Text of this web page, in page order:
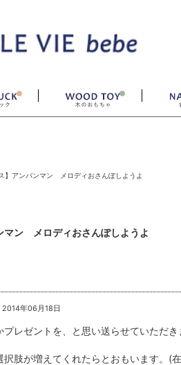
】アンパンマン メロディおさんぽしようよ
マン メロディおさんぽしようよ
2014年06月18日
レゼントを、と思い送らせていただき
肢が増えてくれたらとおもいます。(